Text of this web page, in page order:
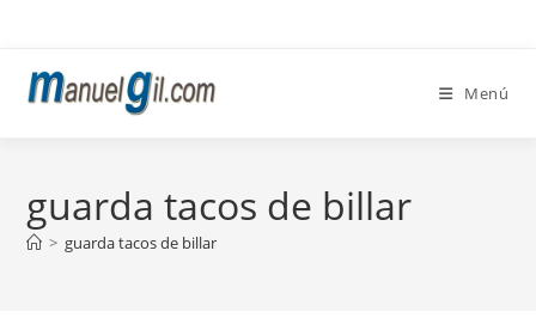
contenido
Menú
guarda tacos de billar
> guarda tacos de billar